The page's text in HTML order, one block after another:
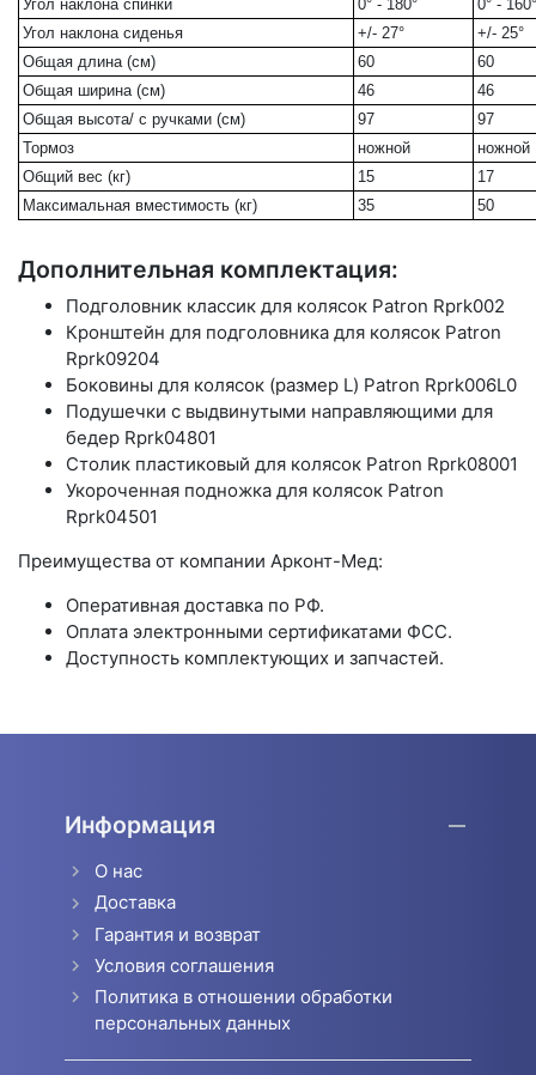
Угол наклона спинки 0° - 180°
0° - 160°
Угол наклона сиденья
+/- 27°
+/- 25°
Общая длина (см)
60
60
Общая ширина (см)
46
46
Общая высота/ с ручками (см)
97
97
Тормоз
ножной
ножной
Общий вес (кг)
15
17
Максимальная вместимость (кг)
35 50
Дополнительная комплектация:
Подголовник классик для колясок Patron Rprk002
Кронштейн для подголовника для колясок Patron
Rprk09204
Боковины для колясок (размер L) Patron Rprk006L0
Подушечки с выдвинутыми направляющими для
бедер Rprk04801
Столик пластиковый для колясок Patron Rprk08001
Укороченная подножка для колясок Patron
Rprk04501
Преимущества от компании Арконт-Мед:
Оперативная доставка по РФ.
Оплата электронными сертификатами ФСС.
Доступность комплектующих и запчастей.
Информация
О нас
Доставка
Гарантия и возврат
Условия соглашения
Политика в отношении обработки
персональных данных